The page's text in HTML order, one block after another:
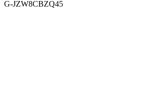
G-JZW8CBZQ45